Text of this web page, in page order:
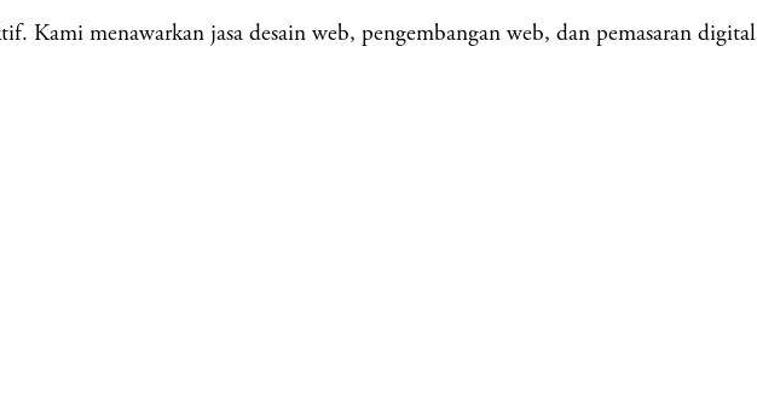
Kami menawarkan jasa desain web, pengembangan web, dan pemasaran digital